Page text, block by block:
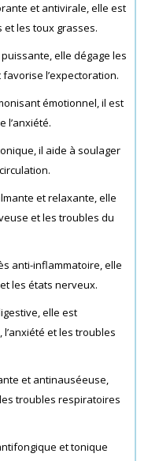
et antivirale, elle est
les toux grasses.
elle dégage les
l’expectoration.
émotionnel, il est
l’anxiété.
il aide à soulager
et relaxante, elle
et les troubles du
anti-inflammatoire, elle
les états nerveux.
elle est
et les troubles
et antinauséeuse,
troubles respiratoires
et tonique